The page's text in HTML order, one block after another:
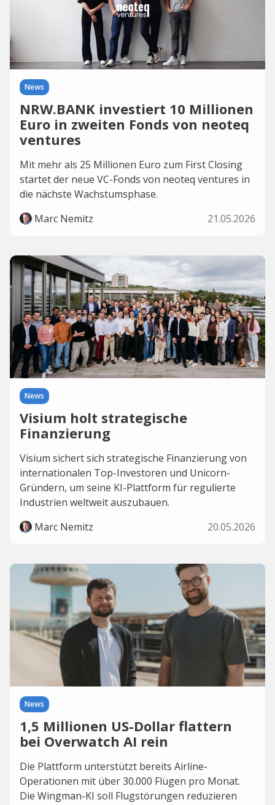
News
NRW.BANK investiert 10 Millionen
Euro in zweiten Fonds von neoteq
ventures
Mit mehr als 25 Millionen Euro zum First Closing
startet der neue VC-Fonds von neoteq ventures in
die nächste Wachstumsphase.
Marc Nemitz
21.05.2026
News
Visium holt strategische
Finanzierung
Visium sichert sich strategische Finanzierung von
internationalen Top-Investoren und Unicorn-
Gründern, um seine KI-Plattform für regulierte
Industrien weltweit auszubauen.
Marc Nemitz
20.05.2026
News
1,5 Millionen US-Dollar flattern
bei Overwatch AI rein
Die Plattform unterstützt bereits Airline-
Operationen mit über 30.000 Flügen pro Monat.
Die Wingman-KI soll Flugstörungen reduzieren